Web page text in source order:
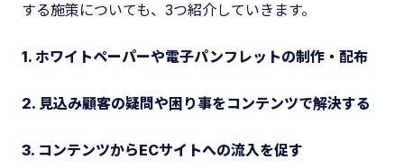
する施策についても、3つ紹介していきます。
1. ホワイトペーパーや電子パンフレットの制作・配布
2. 見込み顧客の疑問や困り事をコンテンツで解決する
3. コンテンツからECサイトへの流入を促す